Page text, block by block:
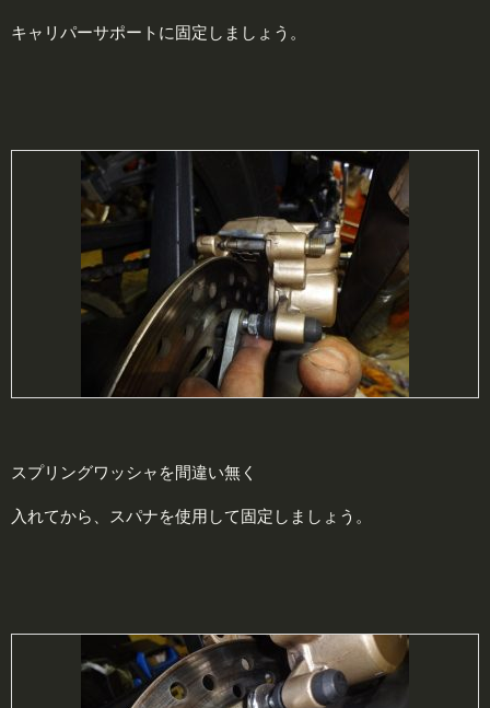
キャリパーサポートに固定しましょう。
スプリングワッシャを間違い無く
入れてから、スパナを使用して固定しましょう。